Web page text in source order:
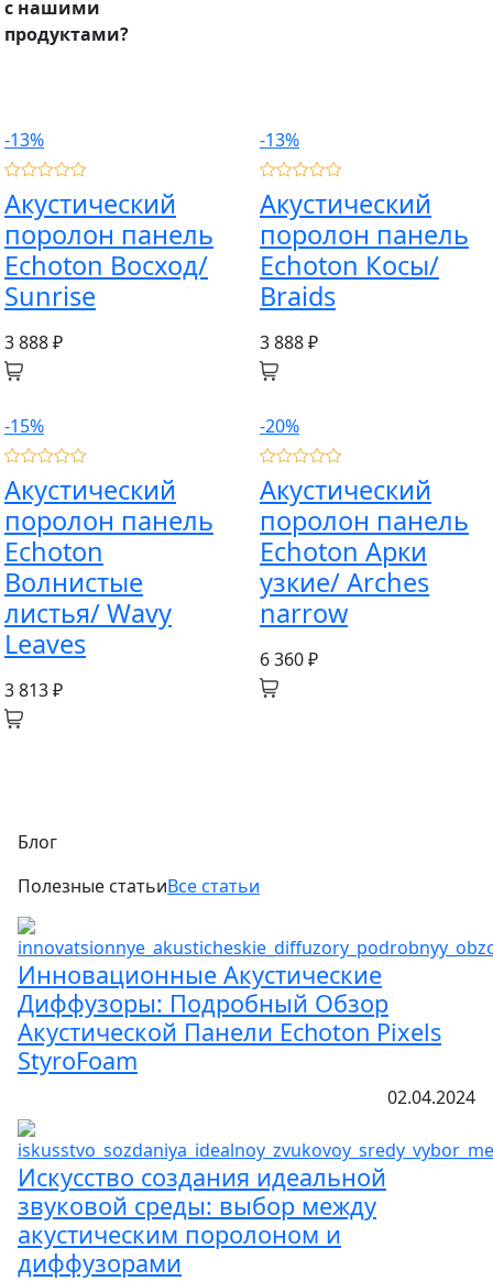
с нашими
продуктами?
-13%
Акустический
поролон панель
Echoton Восход/
Sunrise
3 888 ₽
-13%
Акустический
поролон панель
Echoton Косы/
Braids
3 888 ₽
-15%
Акустический
поролон панель
Echoton
Волнистые
листья/ Wavy
Leaves
3 813 ₽
-20%
Акустический
поролон панель
Echoton Арки
узкие/ Arches
narrow
6 360 ₽
Блог
Полезные статьиВсе статьи
Инновационные Акустические
Диффузоры: Подробный Обзор
Акустической Панели Echoton Pixels
StyroFoam
02.04.2024
Искусство создания идеальной
звуковой среды: выбор между
акустическим поролоном и
диффузорами